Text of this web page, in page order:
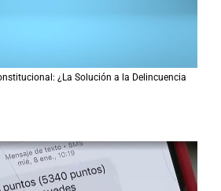
¿La Solución a la Delincuencia